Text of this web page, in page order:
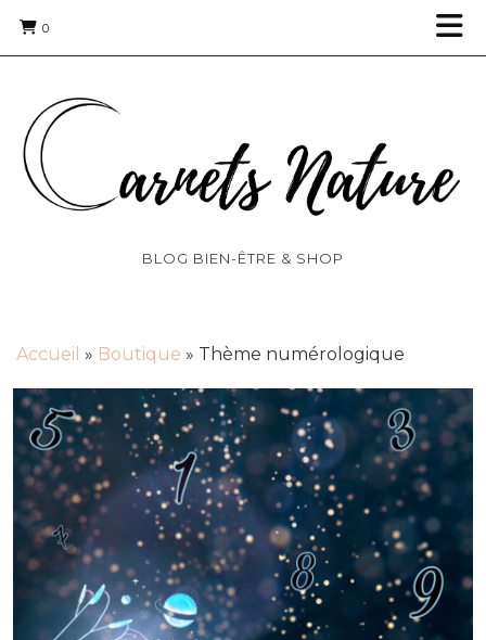
0
BLOG BIEN-ÊTRE & SHOP
Accueil » Boutique » Thème numérologique